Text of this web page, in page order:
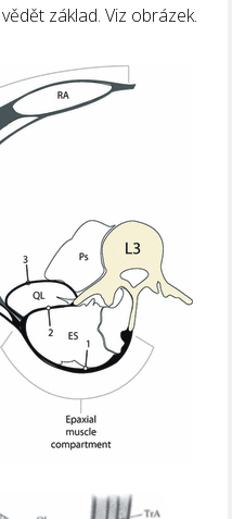
základ. Viz obrázek.